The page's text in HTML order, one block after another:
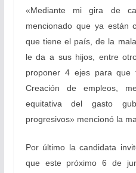
«Mediante mi gira de
mencionado que ya están
que tiene el país, de la
le da a sus hijos, entre
proponer 4 ejes para que
Creación de empleos,
equitativa del gasto
progresivos» mencionó la
Por último la candidata
que este próximo 6 de